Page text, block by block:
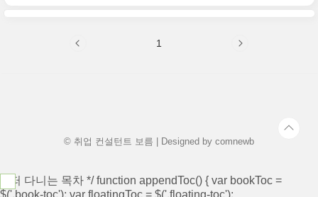
이유는 한 곳에 고정하는 것을 목적으로 하지
1
© 취업 컨설턴트 보름 | Designed by comnewb
/* 떠 다니는 목차 */ function appendToc() { var bookToc =